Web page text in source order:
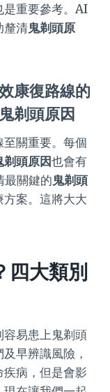
是重要參考。AI
釐清鬼剃頭原
康復路線的
鬼剃頭原因
關重要。每個
剃頭原因也會有
最關鍵的鬼剃頭
方案。這將大大
四大類別
易患上鬼剃頭
早辨識風險，
病，但是會影